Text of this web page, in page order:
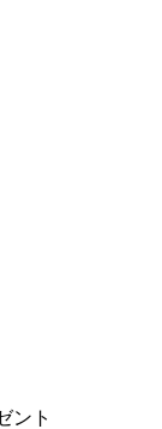
ント